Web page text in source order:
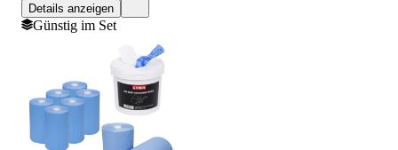
Details anzeigen
Günstig im Set